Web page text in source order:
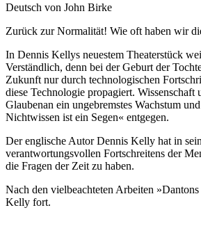
Deutsch von John Birke
Zurück zur Normalität! Wie oft haben wir
In Dennis Kellys neuestem Theaterstück
Verständlich, denn bei der Geburt der
Zukunft nur durch technologischen
diese Technologie propagiert.
Glaubenan ein ungebremstes Wachstum
Nichtwissen ist ein Segen« entgegen.
Der englische Autor Dennis Kelly hat in
verantwortungsvollen Fortschreitens der
die Fragen der Zeit zu haben.
Nach den vielbeachteten Arbeiten
Kelly fort.